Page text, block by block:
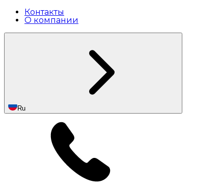
Контакты
О компании
Ru